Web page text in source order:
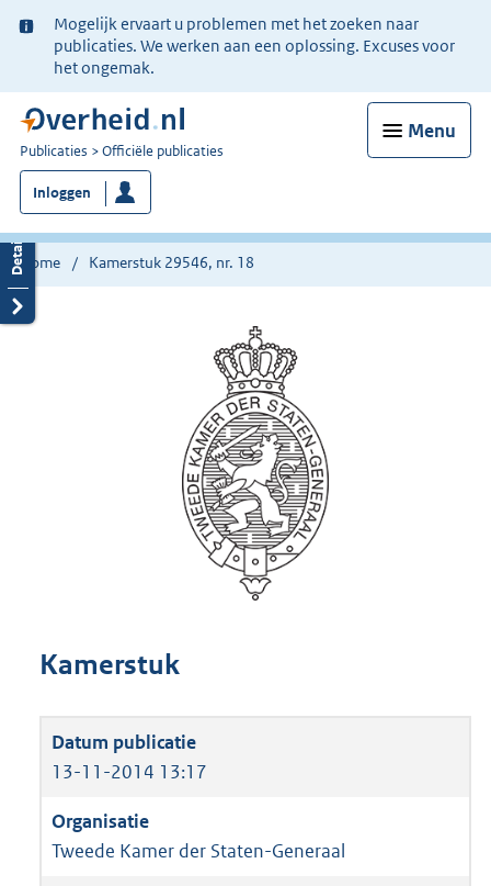
Ter
informatie:
Mogelijk ervaart u problemen met het zoeken naar
publicaties. We werken aan een oplossing. Excuses voor
het ongemak.
Menu
U
bent
nu
hier:
Publicaties Officiële publicaties
Inloggen
Home Kamerstuk 29546, nr. 18
Kamerstuk
13-11-2014 13:17
Tweede Kamer der Staten-Generaal